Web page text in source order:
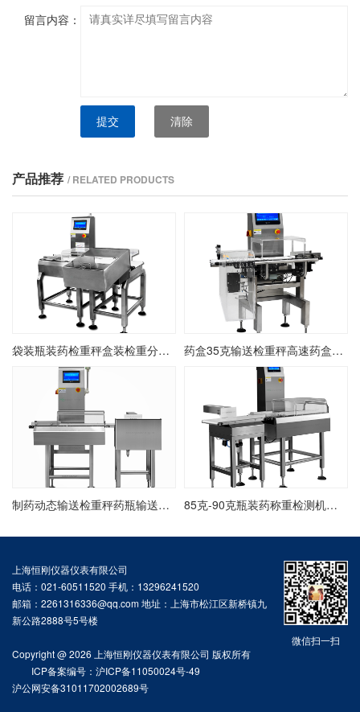
留言内容：
提交 清除
产品推荐 / RELATED PRODUCTS
袋装瓶装药检重秤盒装检重分选剔除秤动态称重制药检测分选秤 药盒35克输送检重秤高速药盒瓶装药检重机在线盒装药检重剔除秤
制药动态输送检重秤药瓶输送检重剔除秤在线药瓶检重分选秤 85克-90克瓶装药称重检测机装药后检重剔除秤在线药瓶检重机
微信扫一扫
上海恒刚仪器仪表有限公司
电话：021-60511520 手机：13296241520
邮箱：2261316336@qq.com 地址：上海市松江区新桥镇九
新公路2888号5号楼
Copyright @ 2026 上海恒刚仪器仪表有限公司 版权所有
ICP备案编号：沪ICP备11050024号-49
沪公网安备31011702002689号